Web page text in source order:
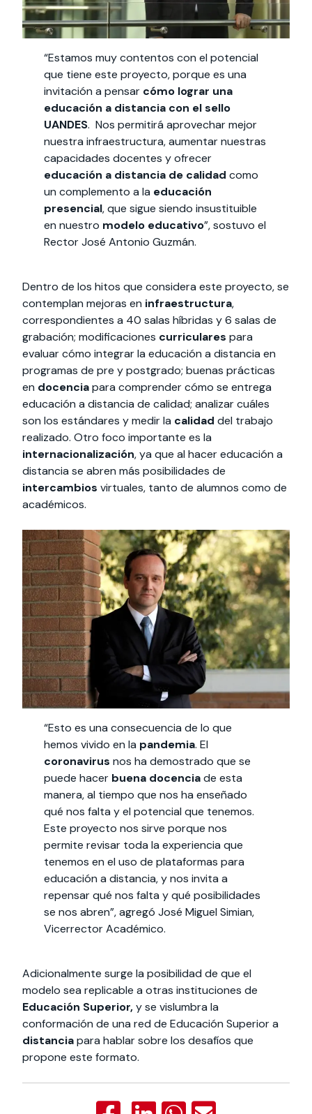
“Estamos muy contentos con el potencial
que tiene este proyecto, porque es una
invitación a pensar cómo lograr una
educación a distancia con el sello
UANDES. Nos permitirá aprovechar mejor
nuestra infraestructura, aumentar nuestras
capacidades docentes y ofrecer
educación a distancia de calidad como
un complemento a la educación
presencial, que sigue siendo insustituible
en nuestro modelo educativo”, sostuvo el
Rector José Antonio Guzmán.
Dentro de los hitos que considera este proyecto, se
contemplan mejoras en infraestructura,
correspondientes a 40 salas híbridas y 6 salas de
grabación; modificaciones curriculares para
evaluar cómo integrar la educación a distancia en
programas de pre y postgrado; buenas prácticas
en docenciapara comprender cómo se entrega
educación a distancia de calidad; analizar cuáles
son los estándares y medir la calidad del trabajo
realizado. Otro foco importante es la
internacionalización, ya que al hacer educación a
distancia se abren más posibilidades de
intercambios virtuales, tanto de alumnos como de
académicos.
“Esto es una consecuencia de lo que
hemos vivido en la pandemia. El
coronavirus nos ha demostrado que se
puede hacer buena docenciade esta
manera, al tiempo que nos ha enseñado
qué nos falta y el potencial que tenemos.
Este proyecto nos sirve porque nos
permite revisar toda la experiencia que
tenemos en el uso de plataformas para
educación a distancia, y nos invita a
repensar qué nos falta y qué posibilidades
se nos abren”, agregó José Miguel Simian,
Vicerrector Académico.
Adicionalmente surge la posibilidad de que el
modelo sea replicable a otras instituciones de
Educación Superior,y se vislumbra la
conformación de una red de Educación Superior a
distanciapara hablar sobre los desafíos que
propone este formato.